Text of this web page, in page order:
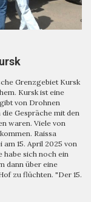
Grenzgebiet Kursk
Kursk ist eine
von Drohnen
Gespräche mit den
waren. Viele von
Raissa
15. April 2025 von
habe sich noch ein
dann über eine
zu flüchten. "Der 15.